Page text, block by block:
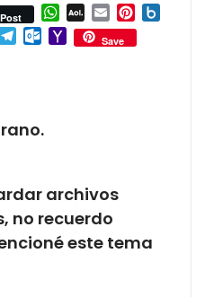
Post WhatsApp
AOL
Mail
Email Pinterest
Messenger
TelegramOutlook.com
YahooSave
archivos
no recuerdo
este tema